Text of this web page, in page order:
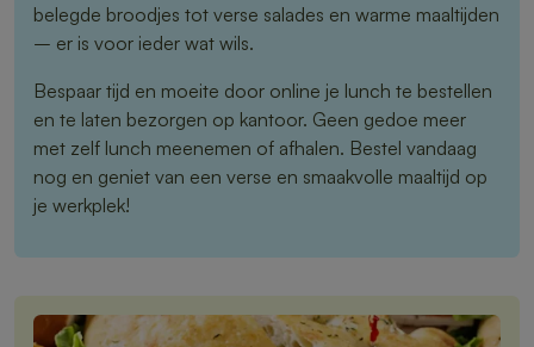
belegde broodjes tot verse salades en warme maaltijden
– er is voor ieder wat wils.
Bespaar tijd en moeite door online je lunch te bestellen
en te laten bezorgen op kantoor. Geen gedoe meer
met zelf lunch meenemen of afhalen. Bestel vandaag
nog en geniet van een verse en smaakvolle maaltijd op
je werkplek!